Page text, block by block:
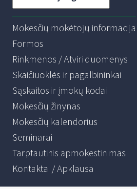
Mokesčių mokėtojų informacija
Formos
Rinkmenos / Atviri duomenys
Skaičiuoklės ir pagalbininkai
Sąskaitos ir įmokų kodai
Mokesčių žinynas
Mokesčių kalendorius
Seminarai
Tarptautinis apmokestinimas
Kontaktai / Apklausa